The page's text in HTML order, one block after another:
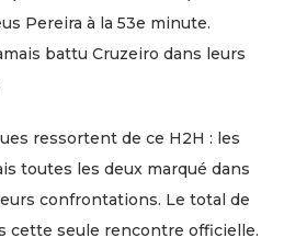
Pereira à la 53e minute.
battu Cruzeiro dans leurs
ressortent de ce H2H : les
toutes les deux marqué dans
confrontations. Le total de
cette seule rencontre officielle.